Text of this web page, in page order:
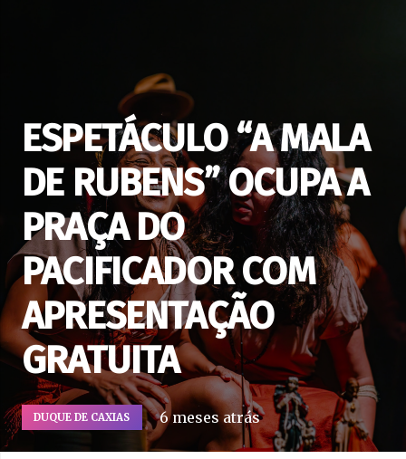
ESPETÁCULO “A MALA
DE RUBENS” OCUPA A
PRAÇA DO
PACIFICADOR COM
APRESENTAÇÃO
GRATUITA
DUQUE DE CAXIAS 6 meses atrás